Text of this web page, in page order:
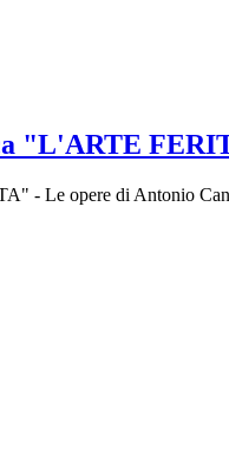
"L'ARTE
- Le opere di Antonio